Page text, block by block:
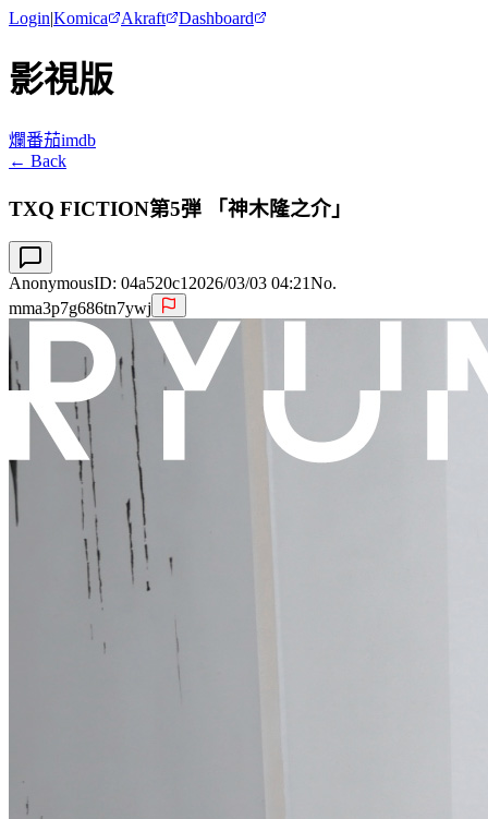
Login|Komica Akraft Dashboard
影視版
爛番茄imdb
← Back
TXQ FICTION第5弾 「神木隆之介」
AnonymousID: 04a520c1 2026/03/03 04:21No.
mma3p7g686tn7ywj